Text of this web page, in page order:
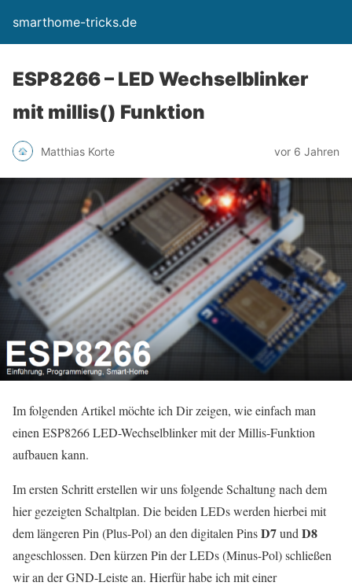
smarthome-tricks.de
ESP8266 – LED Wechselblinker
mit millis() Funktion
Matthias Korte vor 6 Jahren
Im folgenden Artikel möchte ich Dir zeigen, wie einfach man
einen ESP8266 LED-Wechselblinker mit der Millis-Funktion
aufbauen kann.
Im ersten Schritt erstellen wir uns folgende Schaltung nach dem
hier gezeigten Schaltplan. Die beiden LEDs werden hierbei mit
dem längeren Pin (Plus-Pol) an den digitalen PinsD7und D8
angeschlossen. Den kürzen Pin der LEDs (Minus-Pol) schließen
wir an der GND-Leiste an. Hierfür habe ich mit einer